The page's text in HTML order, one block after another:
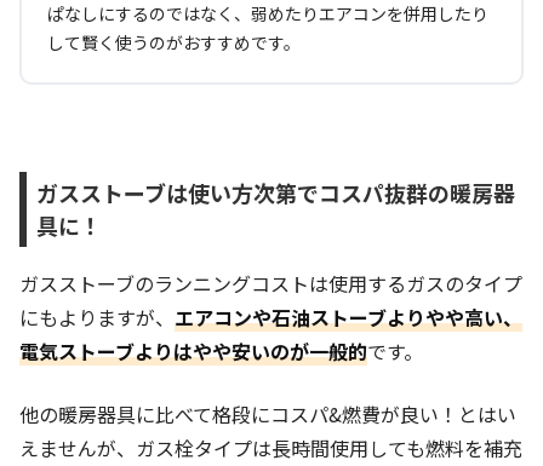
ぱなしにするのではなく、弱めたりエアコンを併用したり
して賢く使うのがおすすめです。
ガスストーブは使い方次第でコスパ抜群の暖房器
具に！
ガスストーブのランニングコストは使用するガスのタイプ
にもよりますが、 エアコンや石油ストーブよりやや高い、
電気ストーブよりはやや安いのが一般的です。
他の暖房器具に比べて格段にコスパ&燃費が良い！とはい
えませんが、ガス栓タイプは長時間使用しても燃料を補充